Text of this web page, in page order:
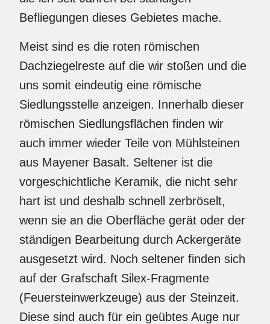
Befliegungen dieses Gebietes mache.
Meist sind es die roten römischen
Dachziegelreste auf die wir stoßen und die
uns somit eindeutig eine römische
Siedlungsstelle anzeigen. Innerhalb dieser
römischen Siedlungsflächen finden wir
auch immer wieder Teile von Mühlsteinen
aus Mayener Basalt. Seltener ist die
vorgeschichtliche Keramik, die nicht sehr
hart ist und deshalb schnell zerbröselt,
wenn sie an die Oberfläche gerät oder der
ständigen Bearbeitung durch Ackergeräte
ausgesetzt wird. Noch seltener finden sich
auf der Grafschaft Silex-Fragmente
(Feuersteinwerkzeuge) aus der Steinzeit.
Diese sind auch für ein geübtes Auge nur